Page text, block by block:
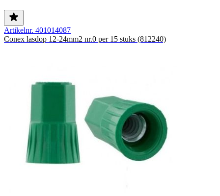
Artikelnr. 401014087
Conex lasdop 12-24mm2 nr.0 per 15 stuks (812240)